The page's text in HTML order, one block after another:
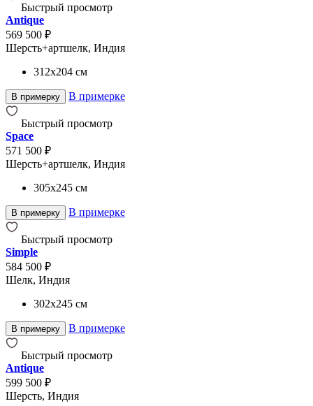
Быстрый просмотр
Antique
569 500 ₽
Шерсть+артшелк, Индия
312x204 см
В примерку В примерке
Быстрый просмотр
Space
571 500 ₽
Шерсть+артшелк, Индия
305x245 см
В примерку В примерке
Быстрый просмотр
Simple
584 500 ₽
Шелк, Индия
302x245 см
В примерку В примерке
Быстрый просмотр
Antique
599 500 ₽
Шерсть, Индия